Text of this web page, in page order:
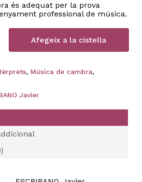
és adequat per la prova
professional de música.
Afegeix a la cistella
, Música de cambra,
Javier